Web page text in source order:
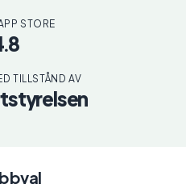
STORE
TILLSTÅND AV